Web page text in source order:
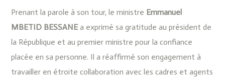
Prenant la parole à son tour, le ministre Emmanuel
MBETID BESSANEa exprimé sa gratitude au président de
la République et au premier ministre pour la confiance
placée en sa personne. Il a réaffirmé son engagement à
travailler en étroite collaboration avec les cadres et agents